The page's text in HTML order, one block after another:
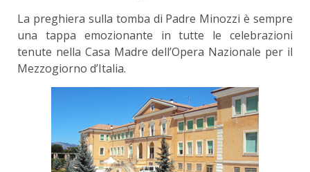
La preghiera sulla tomba di Padre Minozzi è sempre
una tappa emozionante in tutte le celebrazioni
tenute nella Casa Madre dell’Opera Nazionale per il
Mezzogiorno d’Italia.